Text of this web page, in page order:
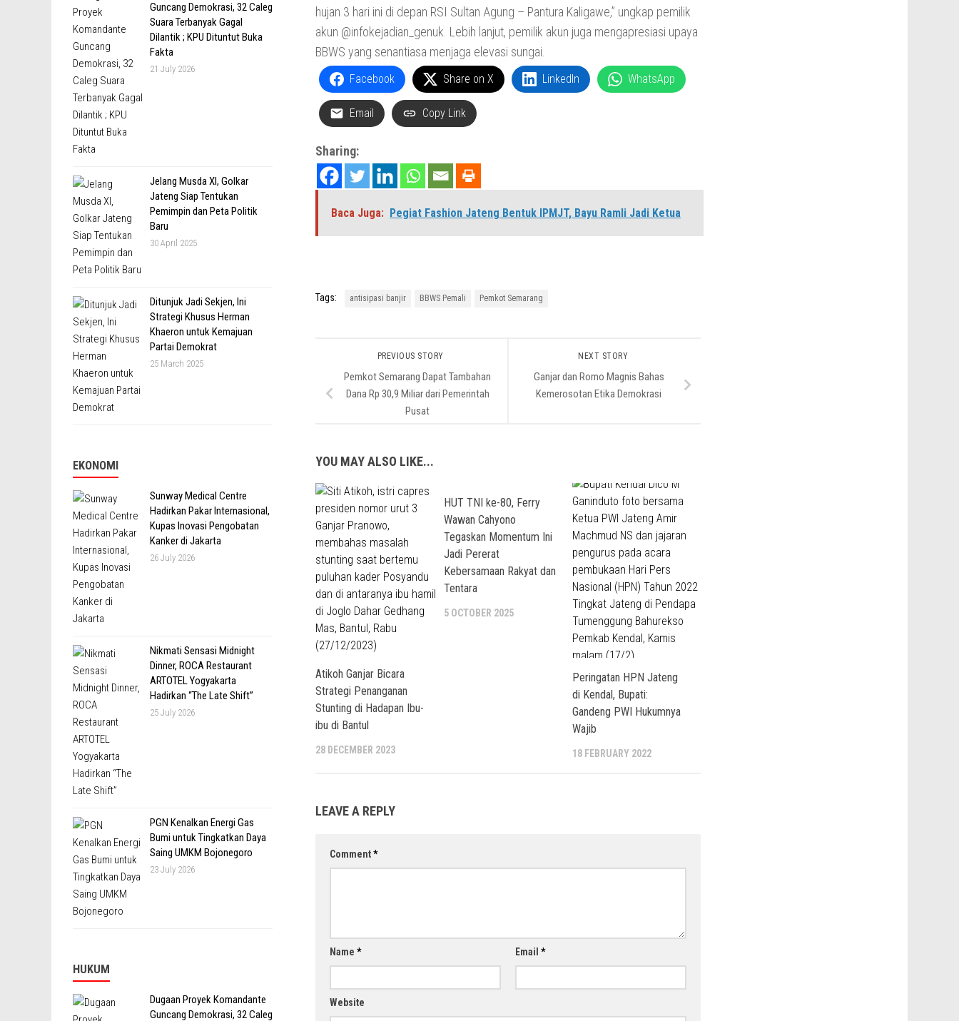
hujan 3 hari ini di depan RSI Sultan Agung – Pantura Kaligawe,” ungkap pemilik
akun @infokejadian_genuk. Lebih lanjut, pemilik akun juga mengapresiasi upaya
BBWS yang senantiasa menjaga elevasi sungai.
Facebook Share on X LinkedIn WhatsApp
Email Copy Link
Sharing:
Baca Juga: Pegiat Fashion Jateng Bentuk IPMJT, Bayu Ramli Jadi Ketua
Tags: antisipasi banjir BBWS Pemali Pemkot Semarang
NEXT STORY
Ganjar dan Romo Magnis Bahas
Kemerosotan Etika Demokrasi
PREVIOUS STORY
Pemkot Semarang Dapat Tambahan
Dana Rp 30,9 Miliar dari Pemerintah
Pusat
YOU MAY ALSO LIKE...
Atikoh Ganjar Bicara
Strategi Penanganan
Stunting di Hadapan Ibu-
ibu di Bantul
28 DECEMBER 2023
HUT TNI ke-80, Ferry
Wawan Cahyono
Tegaskan Momentum Ini
Jadi Pererat
Kebersamaan Rakyat dan
Tentara
5 OCTOBER 2025
Peringatan HPN Jateng
di Kendal, Bupati:
Gandeng PWI Hukumnya
Wajib
18 FEBRUARY 2022
LEAVE A REPLY
Comment*
Name * Email *
Website
Guncang Demokrasi, 32 Caleg
Suara Terbanyak Gagal
Dilantik ; KPU Dituntut Buka
Fakta
21 July 2026
Jelang Musda XI, Golkar
Jateng Siap Tentukan
Pemimpin dan Peta Politik
Baru
30 April 2025
Ditunjuk Jadi Sekjen, Ini
Strategi Khusus Herman
Khaeron untuk Kemajuan
Partai Demokrat
25 March 2025
EKONOMI
Sunway Medical Centre
Hadirkan Pakar Internasional,
Kupas Inovasi Pengobatan
Kanker di Jakarta
26 July 2026
Nikmati Sensasi Midnight
Dinner, ROCA Restaurant
ARTOTEL Yogyakarta
Hadirkan “The Late Shift”
25 July 2026
PGN Kenalkan Energi Gas
Bumi untuk Tingkatkan Daya
Saing UMKM Bojonegoro
23 July 2026
HUKUM
Dugaan Proyek Komandante
Guncang Demokrasi, 32 Caleg